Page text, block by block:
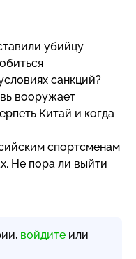
убийцу
санкций?
вооружает
Китай и когда
спортсменам
Не пора ли выйти
войдите или